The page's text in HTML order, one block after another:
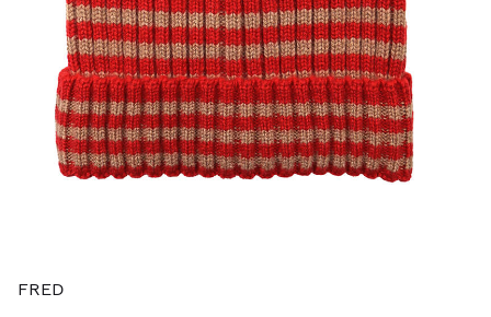
FRED